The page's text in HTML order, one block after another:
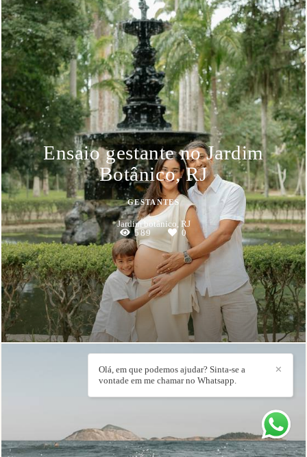
Ensaio gestante no Jardim
Botânico, RJ
GESTANTES
Jardim botânico, RJ
589
0
✕
Olá, em que podemos ajudar? Sinta-se a
vontade em me chamar no Whatsapp.